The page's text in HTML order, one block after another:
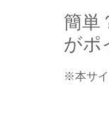
簡単
がポ
※本サイ